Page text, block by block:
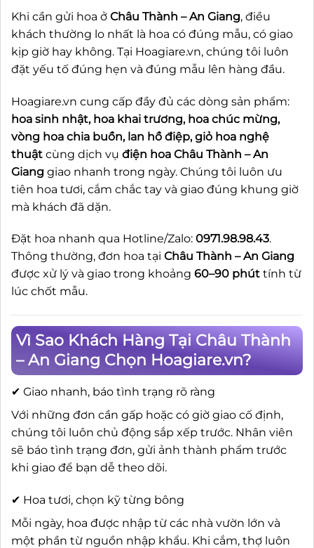
Khi cần gửi hoa ở Châu Thành – An Giang, điều
khách thường lo nhất là hoa có đúng mẫu, có giao
kịp giờ hay không. Tại Hoagiare.vn, chúng tôi luôn
đặt yếu tố đúng hẹn và đúng mẫu lên hàng đầu.
Hoagiare.vn cung cấp đầy đủ các dòng sản phẩm:
hoa sinh nhật, hoa khai trương, hoa chúc mừng,
vòng hoa chia buồn, lan hồ điệp, giỏ hoa nghệ
thuật cùng dịch vụ điện hoa Châu Thành – An
Giang giao nhanh trong ngày. Chúng tôi luôn ưu
tiên hoa tươi, cắm chắc tay và giao đúng khung giờ
mà khách đã dặn.
Đặt hoa nhanh qua Hotline/Zalo: 0971.98.98.43.
Thông thường, đơn hoa tại Châu Thành – An Giang
được xử lý và giao trong khoảng 60–90 phút tính từ
lúc chốt mẫu.
Vì Sao Khách Hàng Tại Châu Thành
– An Giang Chọn Hoagiare.vn?
✔ Giao nhanh, báo tình trạng rõ ràng
Với những đơn cần gấp hoặc có giờ giao cố định,
chúng tôi luôn chủ động sắp xếp trước. Nhân viên
sẽ báo tình trạng đơn, gửi ảnh thành phẩm trước
khi giao để bạn dễ theo dõi.
✔ Hoa tươi, chọn kỹ từng bông
Mỗi ngày, hoa được nhập từ các nhà vườn lớn và
một phần từ nguồn nhập khẩu. Khi cắm, thợ luôn